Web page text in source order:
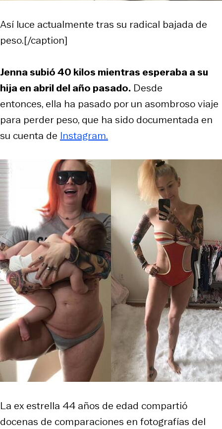
Así luce actualmente tras su radical bajada de
peso.[/caption]
Jenna subió 40 kilos mientras esperaba a su
hija en abril del año pasado. Desde
entonces, ella ha pasado por un asombroso viaje
para perder peso, que ha sido documentada en
su cuenta de Instagram.
La ex estrella 44 años de edad compartió
docenas de comparaciones en fotografías del